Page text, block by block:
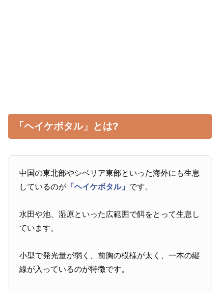
「ヘイケボタル」とは?
中国の東北部やシベリア東部といった海外にも生息
しているのが 「ヘイケボタル」 です。
水田や池、湿原といった広範囲で餌をとって生息し
ています。
小型で発光量が弱く、前胸の模様が太く、一本の縦
線が入っているのが特徴です。